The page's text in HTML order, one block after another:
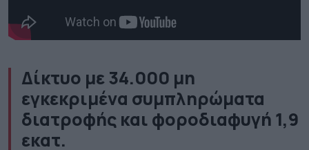
Δίκτυο με 34.000 μη
εγκεκριμένα συμπληρώματα
διατροφής και φοροδιαφυγή 1,9
εκατ.